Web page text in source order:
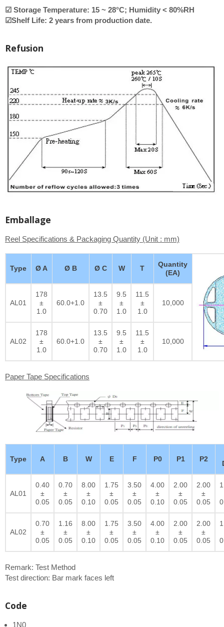
☑ Storage Temperature: 15 ~ 28°C; Humidity < 80%RH
☑Shelf Life: 2 years from production date.
Refusion
Emballage
Reel Specifications & Packaging Quantity (Unit : mm)
Type Ø A Ø B Ø C W T
Quantity
(EA)
AL01
178
±
1.0
60.0+1.0
13.5
±
0.70
9.5
±
1.0
11.5
±
1.0
10,000
AL02
178
±
1.0
60.0+1.0
13.5
±
0.70
9.5
±
1.0
11.5
±
1.0
10,000
Paper Tape Specifications
Type A B W E F P0 P1 P2
AL01
0.40
±
0.05
0.70
±
0.05
8.00
±
0.10
1.75
±
0.05
3.50
±
0.05
4.00
±
0.10
2.00
±
0.05
2.00
±
0.05
AL02
0.70
±
0.05
1.16
±
0.05
8.00
±
0.10
1.75
±
0.05
3.50
±
0.05
4.00
±
0.10
2.00
±
0.05
2.00
±
0.05
Remark: Test Method
Test direction: Bar mark faces left
Code
1N0